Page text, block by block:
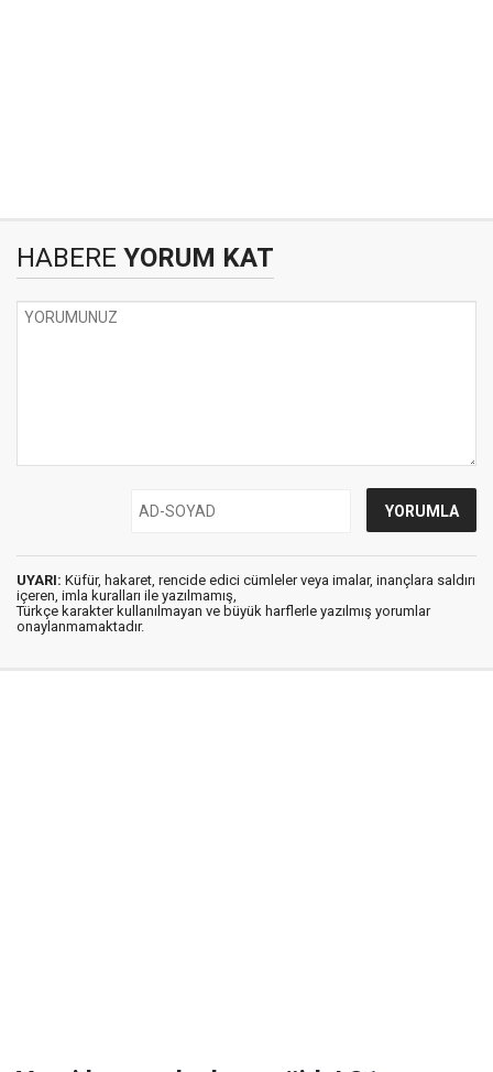
HABERE YORUM KAT
UYARI: Küfür, hakaret, rencide edici cümleler veya imalar, inançlara saldırı
içeren, imla kuralları ile yazılmamış,
Türkçe karakter kullanılmayan ve büyük harflerle yazılmış yorumlar
onaylanmamaktadır.